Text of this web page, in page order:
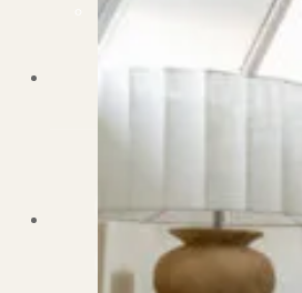
Verenigingen
PUUR* is aangesloten bij...